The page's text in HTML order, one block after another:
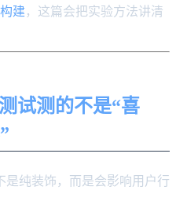
建 ，这篇会把实验方法讲清
试测的不是“喜
是纯装饰，而是会影响用户行